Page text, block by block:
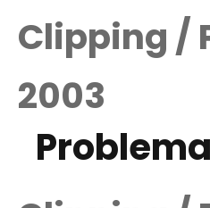
Clipping /
2003